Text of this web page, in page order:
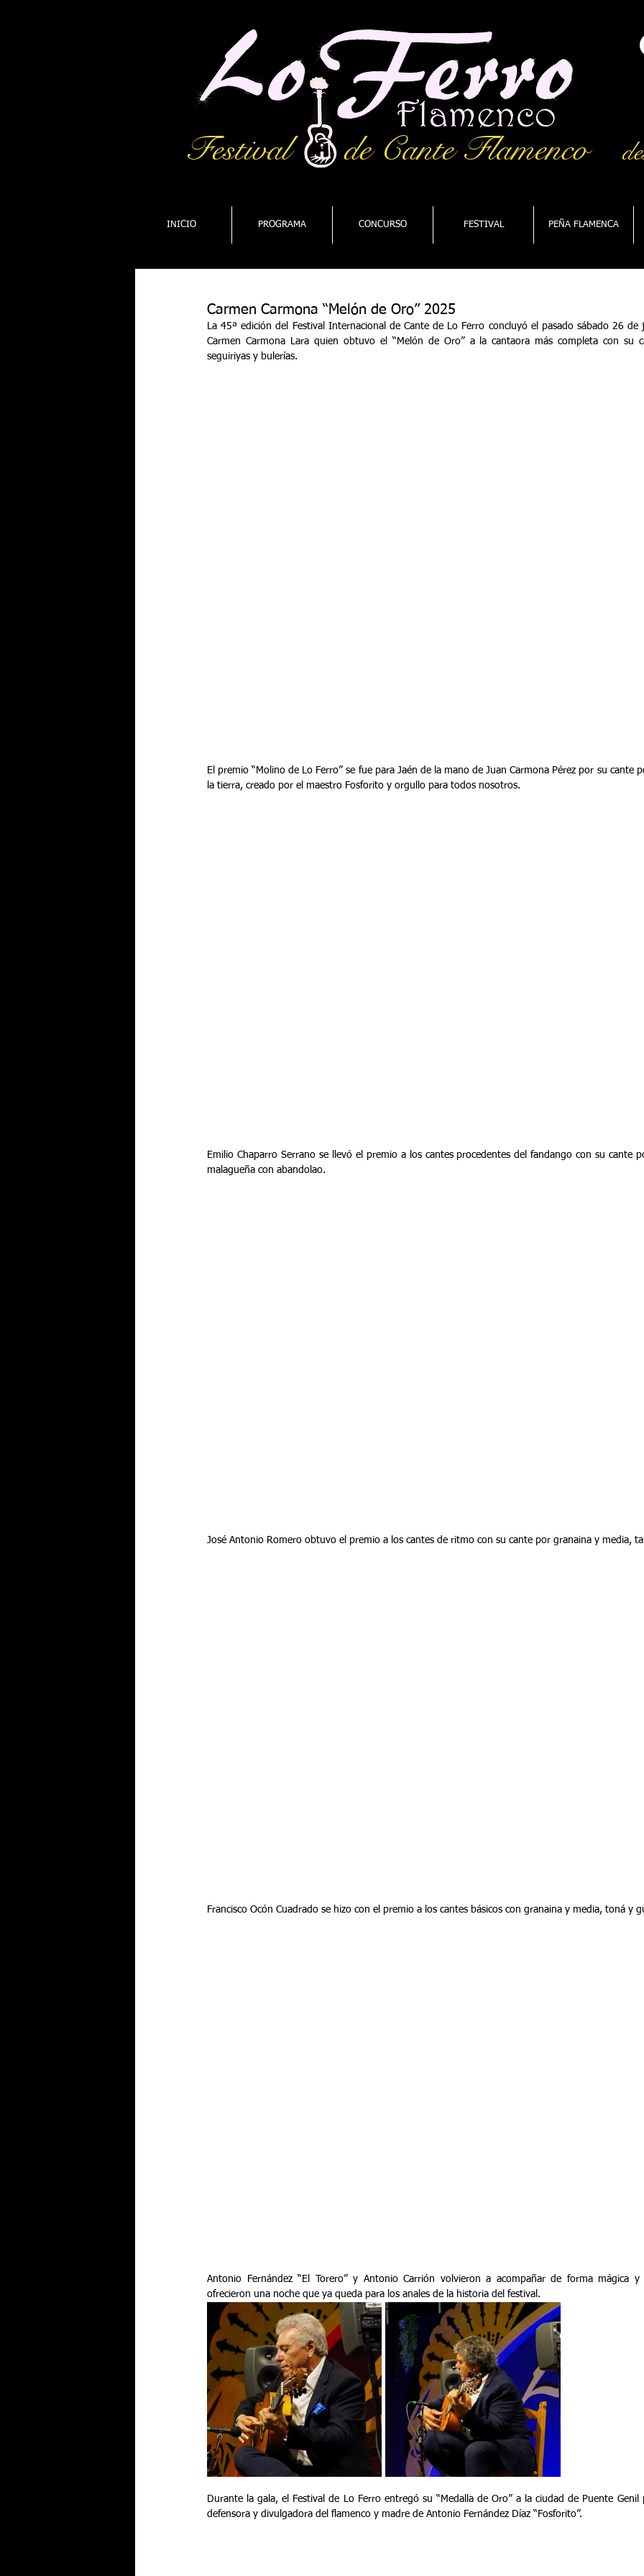
Festival de Cante Flamenco
INICIO PROGRAMA CONCURSO FESTIVAL PEÑA FLAMENCA
Carmen Carmona “Melón de Oro” 2025
La 45ª edición del Festival Internacional de Cante de Lo Ferro concluyó el pasado sábado 26
Carmen Carmona Lara quien obtuvo el “Melón de Oro” a la cantaora más completa con su
seguiriyas y bulerías.
El premio “Molino de Lo Ferro” se fue para Jaén de la mano de Juan Carmona Pérez por su cante
la tierra, creado por el maestro Fosforito y orgullo para todos nosotros.
Emilio Chaparro Serrano se llevó el premio a los cantes procedentes del fandango con su cante
malagueña con abandolao.
José Antonio Romero obtuvo el premio a los cantes de ritmo con su cante por granaina y media,
Francisco Ocón Cuadrado se hizo con el premio a los cantes básicos con granaina y media, toná y
Antonio Fernández “El Torero” y Antonio Carrión volvieron a acompañar de forma mágica y
ofrecieron una noche que ya queda para los anales de la historia del festival.
Durante la gala, el Festival de Lo Ferro entregó su “Medalla de Oro” a la ciudad de Puente
defensora y divulgadora del flamenco y madre de Antonio Fernández Díaz “Fosforito”.